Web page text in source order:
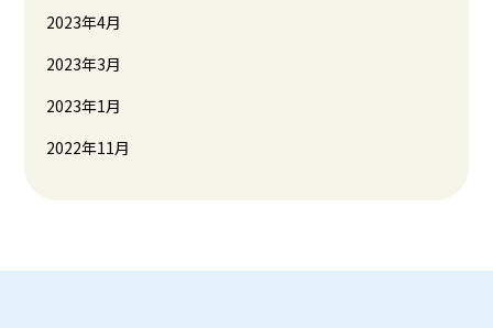
2023年4月
2023年3月
2023年1月
2022年11月